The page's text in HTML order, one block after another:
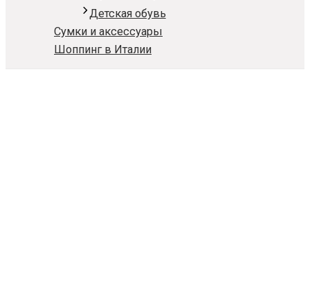
Детская обувь
Сумки и аксессуары
Шоппинг в Италии